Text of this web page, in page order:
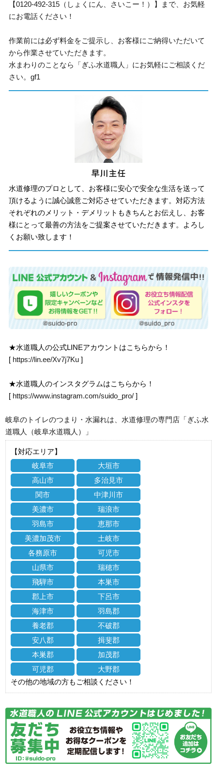
【0120-492-315（しょくにん、さいこー！）】まで、お気軽
にお電話ください！
作業前には必ず料金をご提示し、お客様にご納得いただいて
から作業させていただきます。
水まわりのことなら「ぎふ水道職人」にお気軽にご相談くだ
さい。gf1
水道修理のプロとして、お客様に安心で安全な生活を送って
頂けるように誠心誠意ご対応させていただきます。対応方法
それぞれのメリット・デメリットもきちんとお伝えし、お客
様にとって最善の方法をご提案させていただきます。よろし
くお願い致します！
★水道職人の公式LINEアカウントはこちらから！
[ https://lin.ee/Xv7j7Ku ]
★水道職人のインスタグラムはこちらから！
[ https://www.instagram.com/suido_pro/ ]
岐阜のトイレのつまり・水漏れは、水道修理の専門店「ぎふ水
道職人（岐阜水道職人）」
【対応エリア】
岐阜市
大垣市
高山市
多治見市
関市
中津川市
美濃市
瑞浪市
羽島市
恵那市
美濃加茂市
土岐市
各務原市
可児市
山県市
瑞穂市
飛騨市
本巣市
郡上市
下呂市
海津市
羽島郡
養老郡
不破郡
安八郡
揖斐郡
本巣郡
加茂郡
可児郡
大野郡
その他の地域の方もご相談ください！